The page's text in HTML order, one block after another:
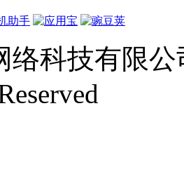
络科技有限公